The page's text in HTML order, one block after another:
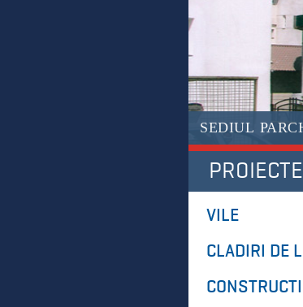
SEDIUL
PROIECTE
VILE
CLADIRI DE